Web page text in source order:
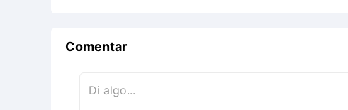
Comentar